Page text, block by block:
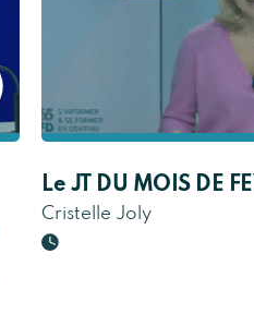
Le JT DU MOIS DE
Cristelle Joly